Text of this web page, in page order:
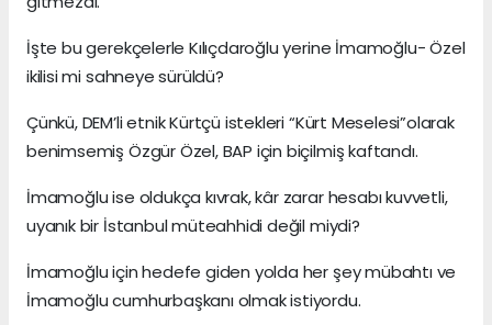
İşte bu gerekçelerle Kılıçdaroğlu yerine İmamoğlu- Özel
ikilisi mi sahneye sürüldü?
Çünkü, DEM’li etnik Kürtçü istekleri “Kürt Meselesi”olarak
benimsemiş Özgür Özel, BAP için biçilmiş kaftandı.
İmamoğlu ise oldukça kıvrak, kâr zarar hesabı kuvvetli,
uyanık bir İstanbul müteahhidi değil miydi?
İmamoğlu için hedefe giden yolda her şey mübahtı ve
İmamoğlu cumhurbaşkanı olmak istiyordu.